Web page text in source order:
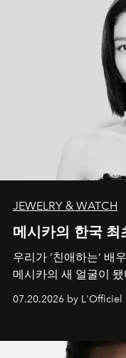
JEWELRY & WATCH
메시카의 한국 최
우리가 ‘친애하는’ 배
메시카의 새 얼굴이 됐
07.20.2026 by L'Officiel